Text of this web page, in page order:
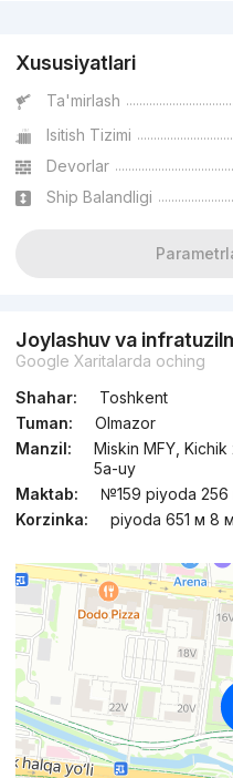
Xususiyatlari
Ta'mirlash
Isitish Tizimi
Devorlar
Ship Balandligi
Joylashuv va
Google Xaritalarda oching
Shahar:
Toshkent
Tuman:
Olmazor
Manzil:
Miskin MFY, Kichik
5а-uy
Maktab:
№159 piyoda 256
Korzinka:
piyoda 651 м 8